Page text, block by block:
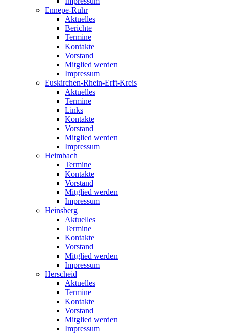
Ennepe-Ruhr
Aktuelles
Berichte
Termine
Kontakte
Vorstand
Mitglied werden
Impressum
Euskirchen-Rhein-Erft-Kreis
Aktuelles
Termine
Links
Kontakte
Vorstand
Mitglied werden
Impressum
Heimbach
Termine
Kontakte
Vorstand
Mitglied werden
Impressum
Heinsberg
Aktuelles
Termine
Kontakte
Vorstand
Mitglied werden
Impressum
Herscheid
Aktuelles
Termine
Kontakte
Vorstand
Mitglied werden
Impressum